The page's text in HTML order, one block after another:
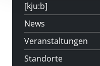
[kju:b]
News
Veranstaltungen
Standorte